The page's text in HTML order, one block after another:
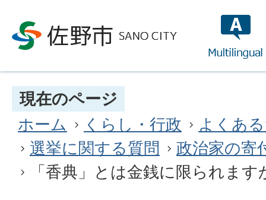
現在のページ
ホーム
くらし・行政
よくあ
選挙に関する質問
政治家の寄
「香典」とは金銭に限られます